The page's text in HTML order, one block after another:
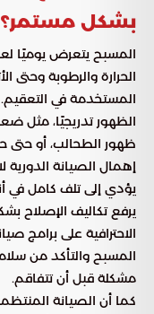
بشكل مستمر؟
المسبح يتعرض يوميًا
الحرارة والرطوبة وحتى
المستخدمة في
الظهور تدريجيًا، مثل
ظهور الطحالب، أو
إهمال الصيانة
يؤدي إلى تلف كامل في
يرفع تكاليف الإصلاح
الاحترافية على برامج
المسبح والتأكد من
مشكلة قبل أن تتفاقم.
كما أن الصيانة